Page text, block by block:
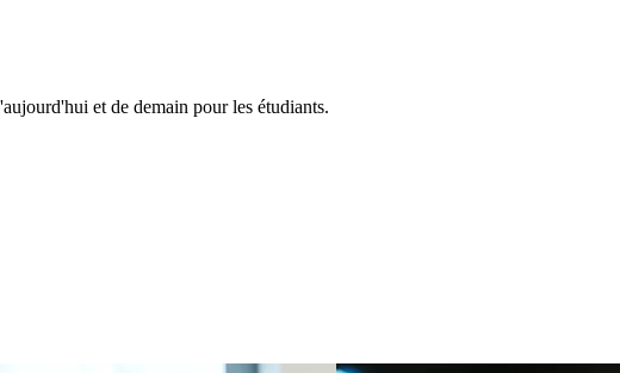
et de demain pour les étudiants.